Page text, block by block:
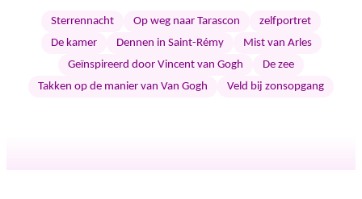
Sterrennacht Op weg naar Tarascon
zelfportret
De kamer
Dennen in Saint-Rémy
Mist van Arles
Geïnspireerd door Vincent van Gogh
De zee
Takken op de manier van Van Gogh
Veld bij zonsopgang